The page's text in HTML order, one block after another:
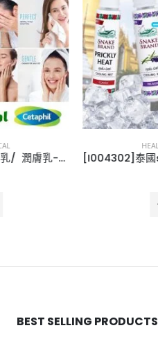
HEALTH AND MEDICAL
BEST SELLING PRODUCTS